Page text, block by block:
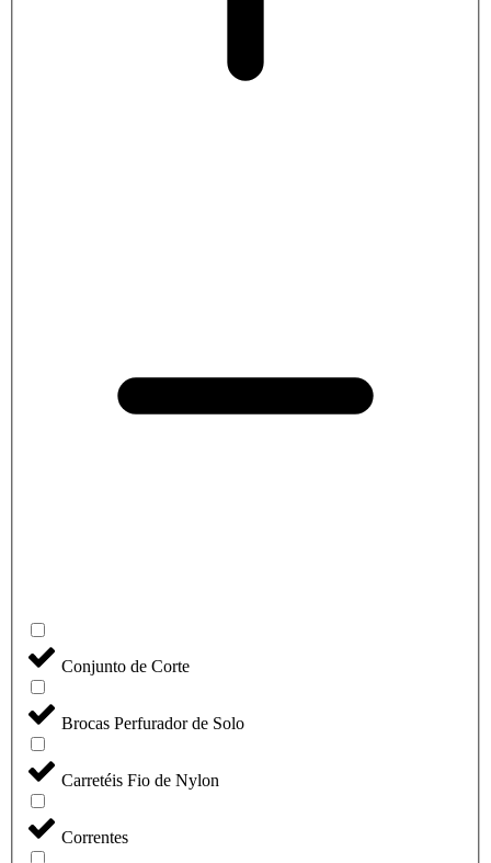
Conjunto de Corte
Brocas Perfurador de Solo
Carretéis Fio de Nylon
Correntes